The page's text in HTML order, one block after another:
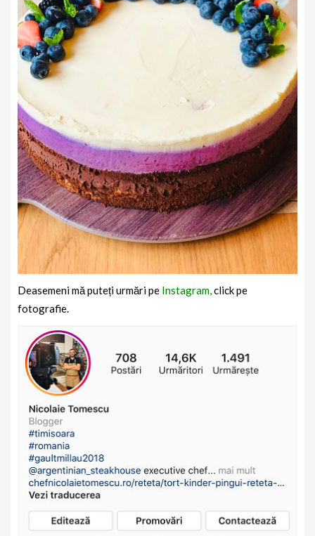
Deasemeni mă puteți urmări pe Instagram,click pe
fotografie.